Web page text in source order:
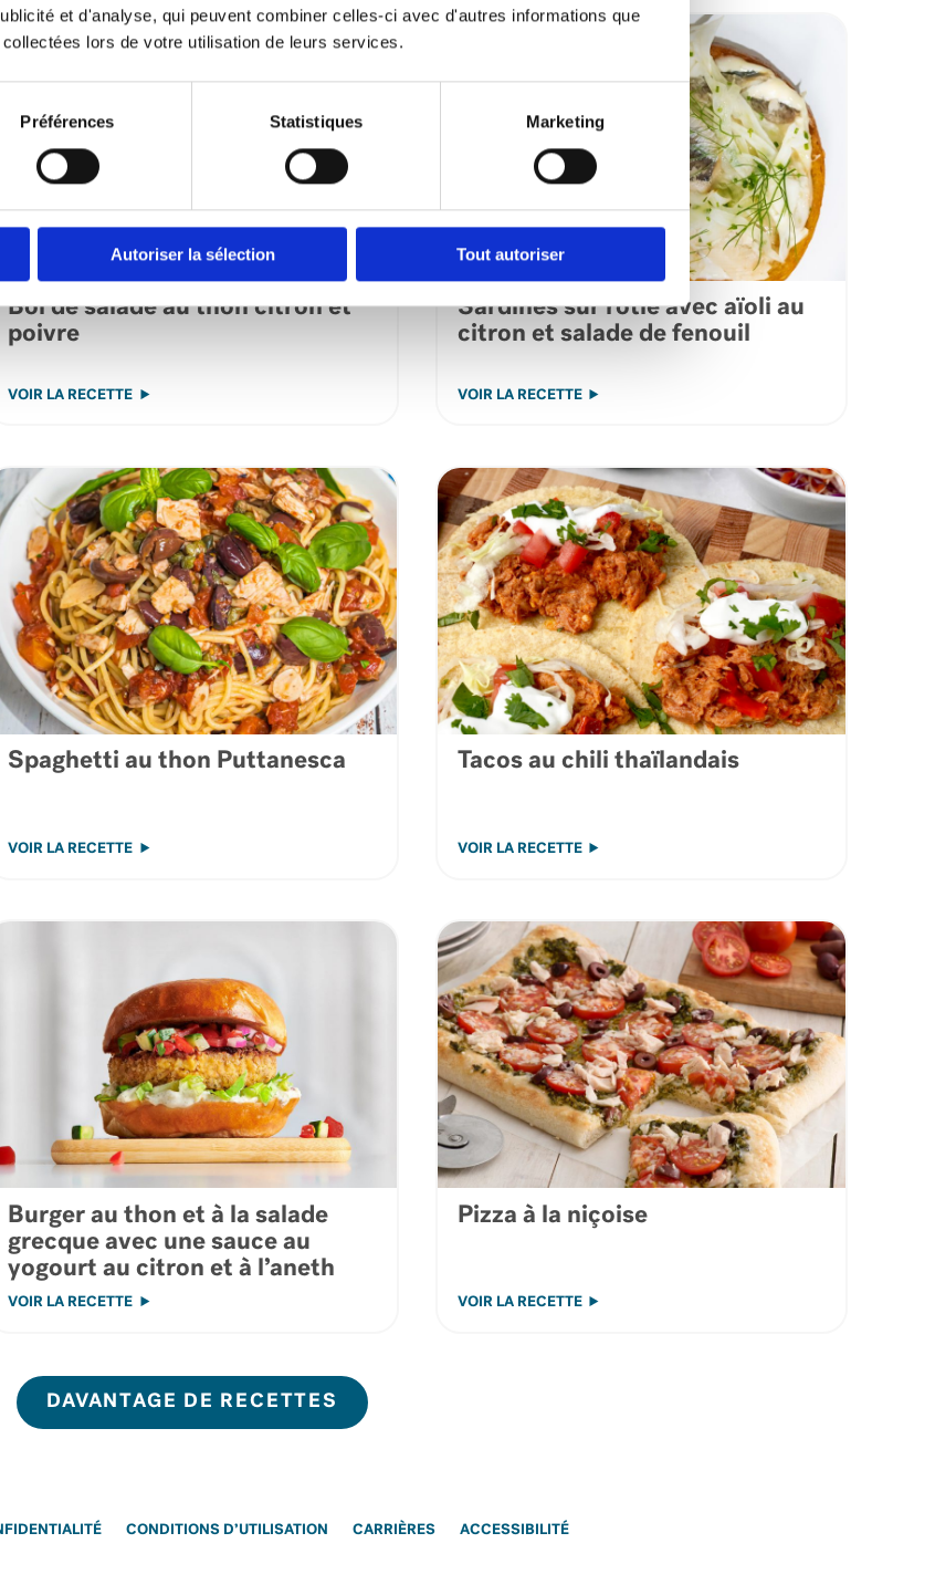
et d'analyse, qui peuvent combiner celles-ci avec d'autres informations que
lors de votre utilisation de leurs services.
Préférences Statistiques Marketing
Autoriser la sélection Tout autoriser
Bol de salade au thon citron et
poivre
VOIR LA RECETTE
Sardines sur rôtie avec aïoli au
citron et salade de fenouil
VOIR LA RECETTE
Spaghetti au thon Puttanesca
VOIR LA RECETTE
Tacos au chili thaïlandais
VOIR LA RECETTE
Burger au thon et à la salade
grecque avec une sauce au
yogourt au citron et à l’aneth
VOIR LA RECETTE
Pizza à la niçoise
VOIR LA RECETTE
DAVANTAGE DE RECETTES
CONDITIONS D’UTILISATION CARRIÈRES ACCESSIBILITÉ